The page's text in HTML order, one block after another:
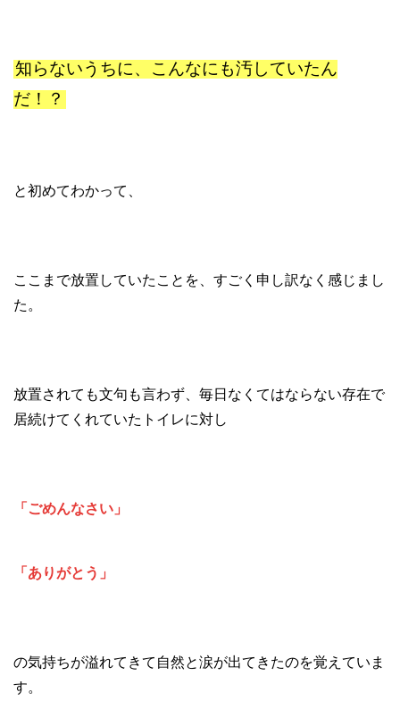
知らないうちに、こんなにも汚していたん
だ！？
と初めてわかって、
ここまで放置していたことを、すごく申し訳なく感じまし
た。
放置されても文句も言わず、毎日なくてはならない存在で
居続けてくれていたトイレに対し
「ごめんなさい」
「ありがとう」
の気持ちが溢れてきて自然と涙が出てきたのを覚えていま
す。